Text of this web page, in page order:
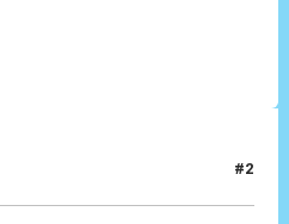
#2